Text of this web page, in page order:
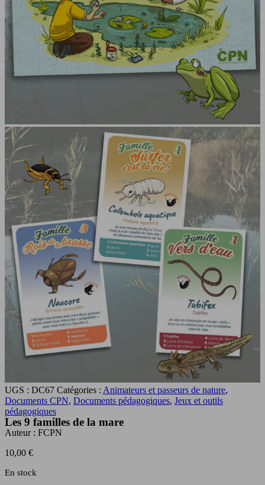
UGS : DC67 Catégories : Animateurs et passeurs de nature,
Documents CPN, Documents pédagogiques, Jeux et outils
pédagogiques
Les 9 familles de la mare
Auteur : FCPN
10,00 €
En stock